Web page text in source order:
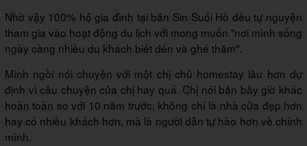
Nhờ vậy 100% hộ gia đình tại bản Sin Suối Hồ đều tự nguyện
tham gia vào hoạt động du lịch với mong muốn "nơi mình sống
ngày càng nhiều du khách biết đến và ghé thăm".
Mình ngồi nói chuyện với một chị chủ homestay lâu hơn dự
định vì câu chuyện của chị hay quá. Chị nói bản bây giờ khác
hoàn toàn so với 10 năm trước, không chỉ là nhà cửa đẹp hơn
hay có nhiều khách hơn, mà là người dân tự hào hơn về chính
mình.